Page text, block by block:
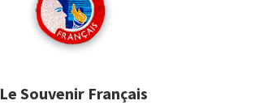
Le Souvenir Français